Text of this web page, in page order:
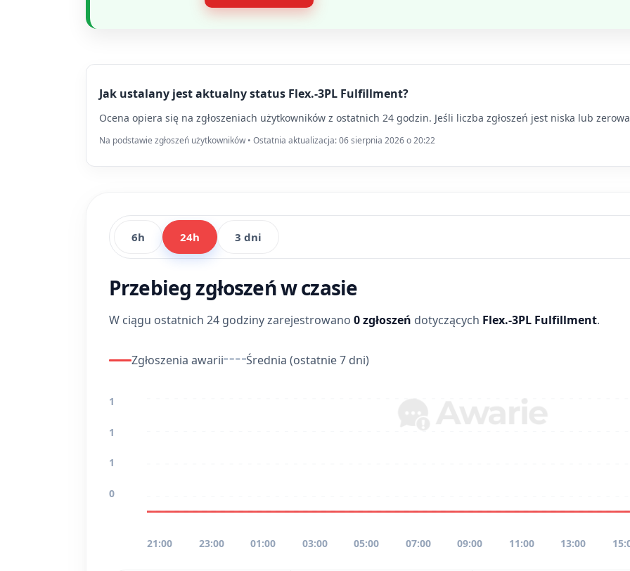
Jak ustalany jest aktualny status Flex.-3PL Fulfillment?
Ocena opiera się na zgłoszeniach użytkowników z ostatnich 24 godzin. Jeśli liczba zgłoszeń jest niska lub
Na podstawie zgłoszeń użytkowników • Ostatnia aktualizacja: 06 sierpnia 2026 o 20:22
6h 24h 3 dni
Przebieg zgłoszeń w czasie
W ciągu ostatnich 24 godziny zarejestrowano 0 zgłoszeń dotyczących Flex.-3PL Fulfillment.
Zgłoszenia awarii Średnia (ostatnie 7 dni)
1
1
1
0
21:00 23:00 01:00 03:00 05:00 07:00 09:00 11:00 13:00